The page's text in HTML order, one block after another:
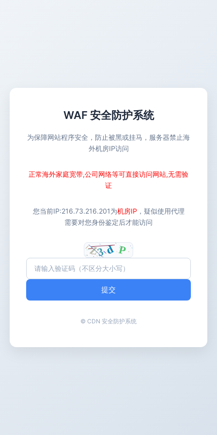
WAF 安全防护系统
为保障网站程序安全，防止被黑或挂马，服务器禁止海
外机房IP访问
正常海外家庭宽带,公司网络等可直接访问网站,无需验
证
您当前IP:216.73.216.201为机房IP ，疑似使用代理
需要对您身份鉴定后才能访问
提交
© CDN 安全防护系统